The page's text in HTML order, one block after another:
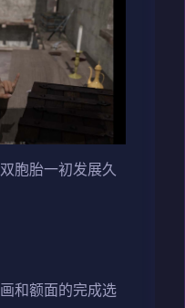
胞胎一初发展久
和额面的完成选